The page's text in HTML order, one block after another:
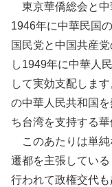
東京華僑総会と中
1946年に中華民国
国民党と中国共産
し1949年に中華人
して実効支配しま
の中華人民共和国
ち台湾を支持する
このあたりは単純
遷都を主張してい
行われて政権交代